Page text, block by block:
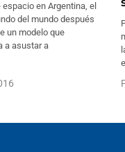
en Argentina, el
del mundo después
un modelo que
a asustar a